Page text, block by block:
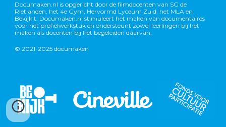
Documaken.nl is opgericht door de filmdocenten van SG de
Rietlanden, het 4e Gym, Hervormd Lyceum Zuid, het MLA en
Bekijk‘t. Documaken.nl stimuleert het maken van documentaires
voor het profielwerkstuk en ondersteunt zowel leerlingen bij het
maken als docenten bij het begeleiden daarvan.
© 2021-2025 documaken